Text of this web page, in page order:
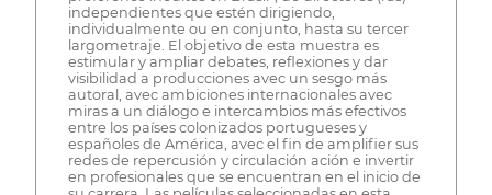
independientes que estén dirigiendo,
individualmente ou en conjunto, hasta su tercer
largometraje. El objetivo de esta muestra es
estimular y ampliar debates, reflexiones y dar
visibilidad a producciones avec un sesgo más
autoral, avec ambiciones internacionales avec
miras a un diálogo e intercambios más efectivos
entre los países colonizados portugueses y
españoles de América, avec el fin de amplifier sus
redes de repercusión y circulación ación e invertir
en profesionales que se encuentran en el inicio de